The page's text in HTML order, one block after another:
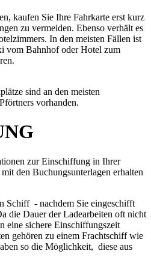
kaufen Sie Ihre Fahrkarte erst kurz
zu vermeiden. Ebenso verhält es
In den meisten Fällen ist
vom Bahnhof oder Hotel zum
sind an den meisten
vorhanden.
zur Einschiffung in Ihrer
den Buchungsunterlagen erhalten
Schiff - nachdem Sie eingeschifft
die Dauer der Ladearbeiten oft nicht
eine sichere Einschiffungszeit
gehören zu einem Frachtschiff wie
so die Möglichkeit, diese aus